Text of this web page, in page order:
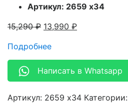
Артикул: 2659 x34
15,290₽ 13,990 ₽
Подробнее
Написать в Whatsapp
Артикул: 2659 x34 Категории: